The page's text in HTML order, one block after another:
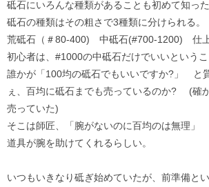
砥石にいろんな種類があることも初めて知った
砥石の種類はその粗さで3種類に分けられる。
荒砥石（＃80-400) 中砥石(#700-1200) 仕
初心者は、#1000の中砥石だけでいいというこ
誰かが「100均の砥石でもいいですか?」 と
ぇ、百均に砥石までも売っているのか? (確
売っていた)
そこは師匠、「腕がないのに百均のは無理」
道具が腕を助けてくれるらしい。
いつもいきなり砥ぎ始めていたが、前準備と